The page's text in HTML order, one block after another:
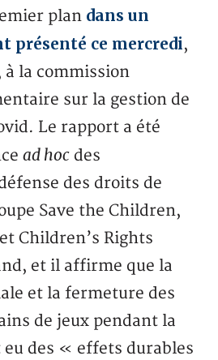
plan dans un
présenté ce mercredi,
la commission
sur la gestion de
Le rapport a été
ad hoc des
des droits de
Save the Children,
Children’s Rights
et il affirme que la
et la fermeture des
de jeux pendant la
eu des « effets durables